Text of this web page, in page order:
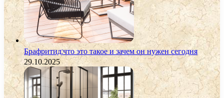
Брафритид:что это такое и зачем он нужен сегодня
29.10.2025